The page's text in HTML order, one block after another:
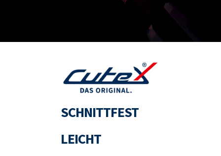
SCHNITTFEST
LEICHT